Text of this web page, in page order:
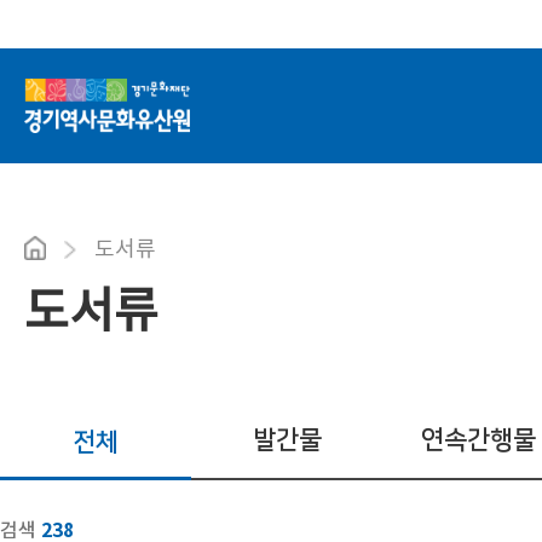
도서류
도서류
전체 발간물 연속간행물
검색 238